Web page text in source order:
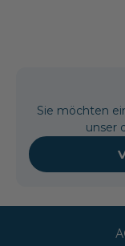
Sie möchten
unser